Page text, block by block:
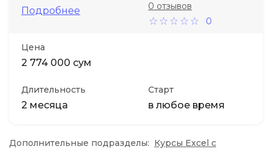
Подробнее
0
0 отзывов
Цена
2 774 000 сум
Длительность
2 месяца
Старт
в любое время
Дополнительные подразделы: Курсы Excel с